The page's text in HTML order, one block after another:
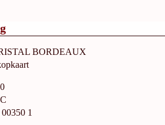
BORDEAUX
1